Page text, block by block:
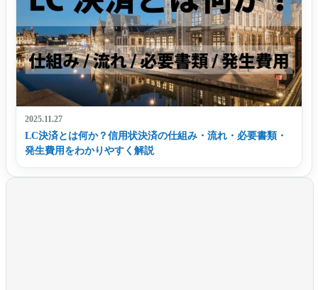
2025.11.27
LC決済とは何か？信用状決済の仕組み・流れ・必要書類・
発生費用をわかりやすく解説